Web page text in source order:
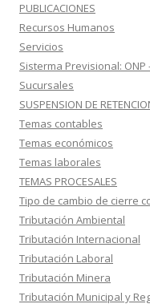
PUBLICACIONES
Recursos Humanos
Servicios
Sisterma Previsional: ONP
Sucursales
SUSPENSION DE
Temas contables
Temas económicos
Temas laborales
TEMAS PROCESALES
Tipo de cambio de cierre
Tributación Ambiental
Tributación Internacional
Tributación Laboral
Tributación Minera
Tributación Municipal y